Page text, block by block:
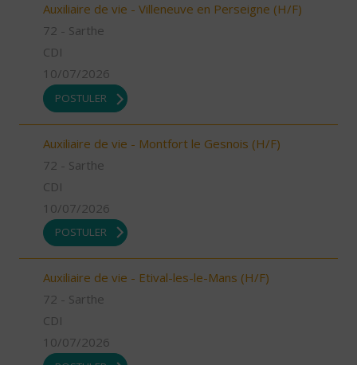
Auxiliaire de vie - Villeneuve en Perseigne (H/F)
72 - Sarthe
CDI
10/07/2026
POSTULER
Auxiliaire de vie - Montfort le Gesnois (H/F)
72 - Sarthe
CDI
10/07/2026
POSTULER
Auxiliaire de vie - Etival-les-le-Mans (H/F)
72 - Sarthe
CDI
10/07/2026